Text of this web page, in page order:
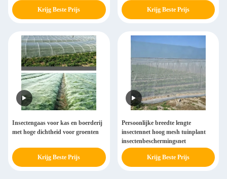
Krijg Beste Prijs Krijg Beste Prijs
Insectengaas voor kas en boerderij
met hoge dichtheid voor groenten
Krijg Beste Prijs
Persoonlijke breedte lengte
insectennet hoog mesh tuinplant
insectenbeschermingsnet
Krijg Beste Prijs